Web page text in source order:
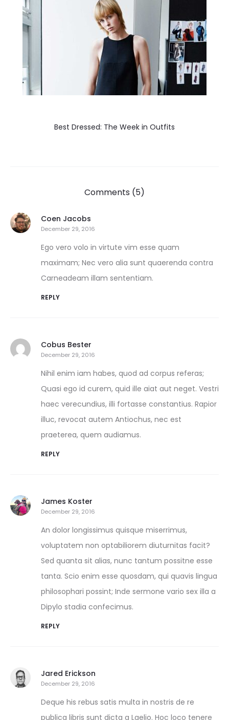
Best Dressed: The Week in Outfits
Comments (5)
Coen Jacobs
December 29, 2016
Ego vero volo in virtute vim esse quam
maximam; Nec vero alia sunt quaerenda contra
Carneadeam illam sententiam.
REPLY
Cobus Bester
December 29, 2016
Nihil enim iam habes, quod ad corpus referas;
Quasi ego id curem, quid ille aiat aut neget. Vestri
haec verecundius, illi fortasse constantius. Rapior
illuc, revocat autem Antiochus, nec est
praeterea, quem audiamus.
REPLY
James Koster
December 29, 2016
An dolor longissimus quisque miserrimus,
voluptatem non optabiliorem diuturnitas facit?
Sed quanta sit alias, nunc tantum possitne esse
tanta. Scio enim esse quosdam, qui quavis lingua
philosophari possint; Inde sermone vario sex illa a
Dipylo stadia confecimus.
REPLY
Jared Erickson
December 29, 2016
Deque his rebus satis multa in nostris de re
publica libris sunt dicta a Laelio. Hoc loco tenere